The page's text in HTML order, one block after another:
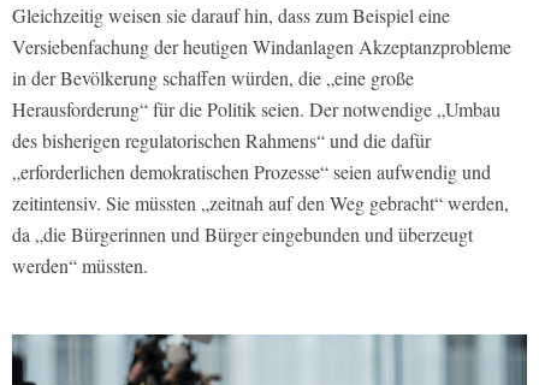
Gleichzeitig weisen sie darauf hin, dass zum Beispiel eine
Versiebenfachung der heutigen Windanlagen Akzeptanzprobleme
in der Bevölkerung schaffen würden, die „eine große
Herausforderung“ für die Politik seien. Der notwendige „Umbau
des bisherigen regulatorischen Rahmens“ und die dafür
„erforderlichen demokratischen Prozesse“ seien aufwendig und
zeitintensiv. Sie müssten „zeitnah auf den Weg gebracht“ werden,
da „die Bürgerinnen und Bürger eingebunden und überzeugt
werden“ müssten.